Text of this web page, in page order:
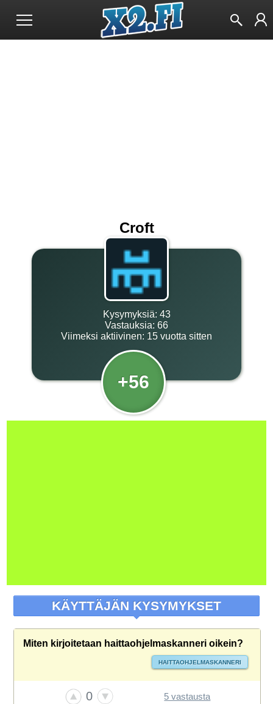
Croft
Kysymyksiä: 43
Vastauksia: 66
Viimeksi aktiivinen: 15 vuotta sitten
+56
KÄYTTÄJÄN KYSYMYKSET
Miten kirjoitetaan haittaohjelmaskanneri oikein?
HAITTAOHJELMASKANNERI
0 5 vastausta